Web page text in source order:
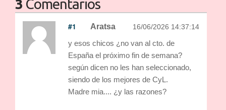
3 Comentarios
#1 Aratsa 16/06/2026 14:37:14
y esos chicos ¿no van al cto. de
España el próximo fin de semana?
según dicen no les han seleccionado,
siendo de los mejores de CyL.
Madre mia.... ¿y las razones?